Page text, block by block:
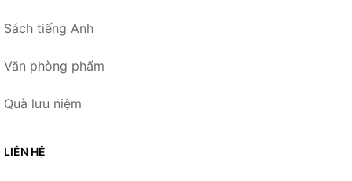
Sách tiếng Anh
Văn phòng phẩm
Quà lưu niệm
LIÊN HỆ